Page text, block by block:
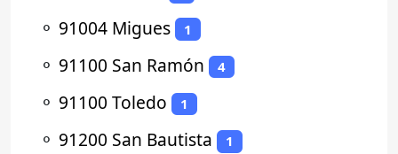
⚬ 91004 Migues 1
⚬ 91100 San Ramón 4
⚬ 91100 Toledo 1
⚬ 91200 San Bautista 1